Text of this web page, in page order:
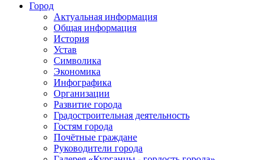
Город
Актуальная информация
Общая информация
История
Устав
Символика
Экономика
Инфографика
Организации
Развитие города
Градостроительная деятельность
Гостям города
Почётные граждане
Руководители города